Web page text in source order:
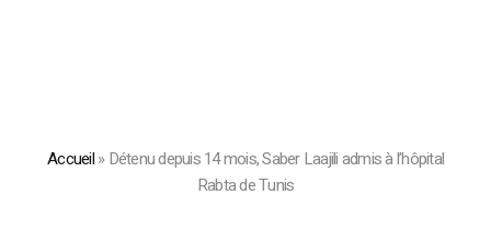
Accueil»Détenu depuis 14 mois, Saber Laajili admis à l’hôpital
Rabta de Tunis